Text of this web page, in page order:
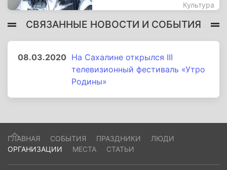
Культура
СВЯЗАННЫЕ НОВОСТИ И СОБЫТИЯ
08.03.2020 На Сахалине открылся III
телевизионный фестиваль «Утро
Родины»
ГЛАВНАЯ СОБЫТИЯ ПРАЗДНИКИ
ЛЮДИ
ОРГАНИЗАЦИИ
МЕСТА СТАТЬИ